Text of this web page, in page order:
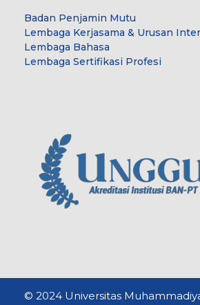
Badan Penjamin Mutu
Lembaga Kerjasama & Urusan
Lembaga Bahasa
Lembaga Sertifikasi Profesi
© 2024 Universitas